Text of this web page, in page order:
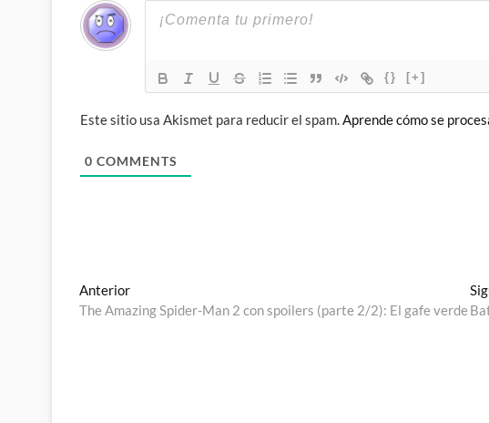
{} [+]
Este sitio usa Akismet para reducir el spam.Aprende cómo se
0 COMMENTS
Navegación
de
AnteriorEntrada
anterior:
The Amazing Spider-Man 2 con spoilers (parte 2/2): El gafe verde